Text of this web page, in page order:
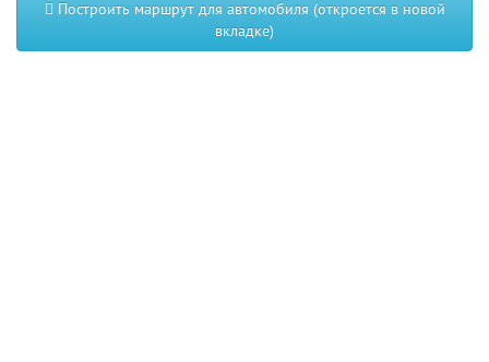
Построить маршрут для автомобиля (откроется в новой
вкладке)